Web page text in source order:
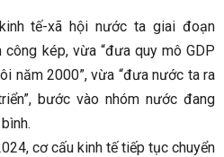
tế-xã hội nước ta giai đoạn
kép, vừa “đưa quy mô GDP
năm 2000”, vừa “đưa nước ta ra
bước vào nhóm nước đang
cơ cấu kinh tế tiếp tục chuyển